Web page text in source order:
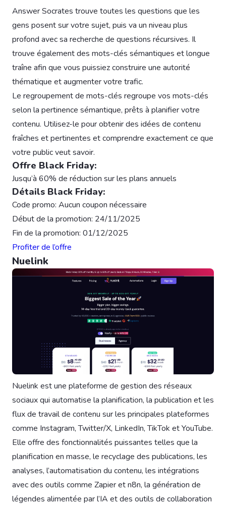
Answer Socrates trouve toutes les questions que les
gens posent sur votre sujet, puis va un niveau plus
profond avec sa recherche de questions récursives. Il
trouve également des mots-clés sémantiques et longue
traîne afin que vous puissiez construire une autorité
thématique et augmenter votre trafic.
Le regroupement de mots-clés regroupe vos mots-clés
selon la pertinence sémantique, prêts à planifier votre
contenu. Utilisez-le pour obtenir des idées de contenu
fraîches et pertinentes et comprendre exactement ce que
votre public veut savoir.
Offre Black Friday:
Jusqu’à 60% de réduction sur les plans annuels
Détails Black Friday:
Code promo: Aucun coupon nécessaire
Début de la promotion: 24/11/2025
Fin de la promotion: 01/12/2025
Profiter de l’offre
Nuelink
Nuelink est une plateforme de gestion des réseaux
sociaux qui automatise la planification, la publication et les
flux de travail de contenu sur les principales plateformes
comme Instagram, Twitter/X, LinkedIn, TikTok et YouTube.
Elle offre des fonctionnalités puissantes telles que la
planification en masse, le recyclage des publications, les
analyses, l’automatisation du contenu, les intégrations
avec des outils comme Zapier et n8n, la génération de
légendes alimentée par l’IA et des outils de collaboration